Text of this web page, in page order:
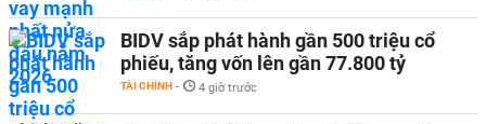
BIDV sắp phát hành gần 500 triệu cổ
phiếu, tăng vốn lên gần 77.800 tỷ
TÀI CHÍNH - 4 giờ trước